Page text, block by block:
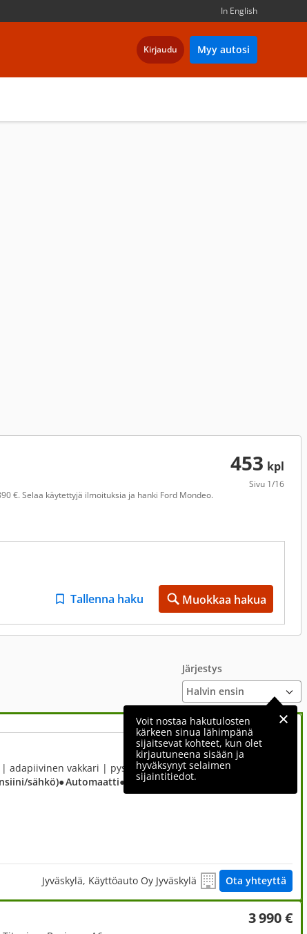
In English
Kirjaudu Myy autosi
453 kpl
Sivu 1/16
€. Selaa käytettyjä ilmoituksia ja hanki Ford Mondeo.
Tallenna haku Muokkaa hakua
Järjestys
Voit nostaa hakutulosten
kärkeen sinua lähimpänä
sijaitsevat kohteet, kun olet
kirjautuneena sisään ja
hyväksynyt selaimen
sijaintitiedot.
16 790 €
sähkö)● Automaatti● Etuveto
Jyväskylä, Käyttöauto Oy Jyväskylä Ota yhteyttä
3 990 €